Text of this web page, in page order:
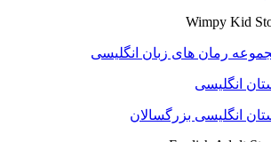
Wimpy Kid
رمان های زبان انگلیسی
انگلیسی
انگلیسی بزرگسالان